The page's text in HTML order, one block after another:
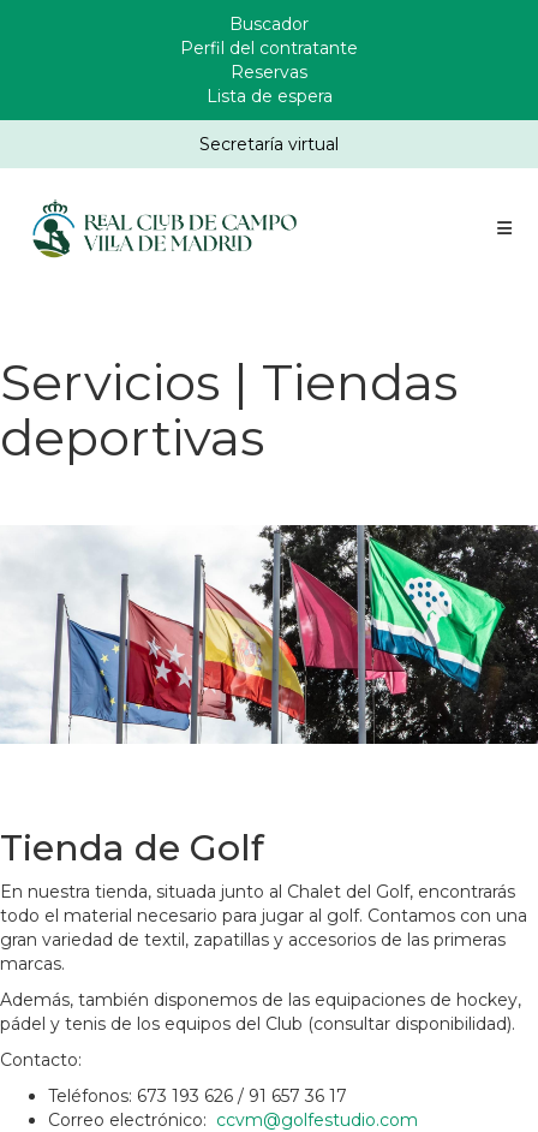
Enlaces
Header
Buscador
Perfil del contratante
Reservas
Lista de espera
Secretaría virtual
Servicios | Tiendas
deportivas
Tienda de Golf
En nuestra tienda, situada junto al Chalet del Golf, encontrarás
todo el material necesario para jugar al golf. Contamos con una
gran variedad de textil, zapatillas y accesorios de las primeras
marcas.
Además, también disponemos de las equipaciones de hockey,
pádel y tenis de los equipos del Club (consultar disponibilidad).
Contacto:
Teléfonos: 673 193 626 / 91 657 36 17
Correo electrónico: ccvm@golfestudio.com